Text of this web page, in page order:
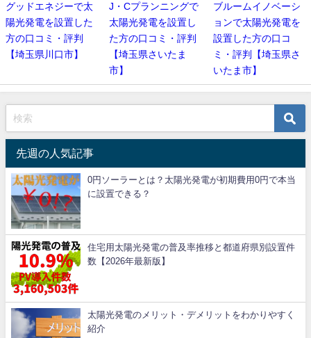
グッドエネジーで太
陽光発電を設置した
方の口コミ・評判
【埼玉県川口市】
J・Cプランニングで
太陽光発電を設置し
た方の口コミ・評判
【埼玉県さいたま
市】
ブルームイノベーシ
ョンで太陽光発電を
設置した方の口コ
ミ・評判【埼玉県さ
いたま市】
先週の人気記事
0円ソーラーとは？太陽光発電が初期費用0円で本当
に設置できる？
住宅用太陽光発電の普及率推移と都道府県別設置件
数【2026年最新版】
太陽光発電のメリット・デメリットをわかりやすく
紹介